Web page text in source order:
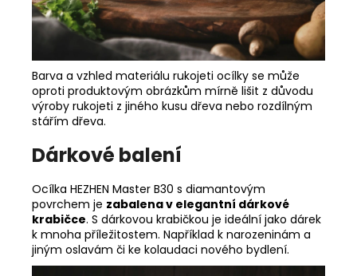
Barva a vzhled materiálu rukojeti ocílky se může
oproti produktovým obrázkům mírně lišit z důvodu
výroby rukojeti z jiného kusu dřeva nebo rozdílným
stářím dřeva.
Dárkové balení
Ocílka HEZHEN Master B30 s diamantovým
povrchem je zabalena v elegantní dárkové
krabičce. S dárkovou krabičkou je ideální jako dárek
k mnoha příležitostem. Například k narozeninám a
jiným oslavám či ke kolaudaci nového bydlení.